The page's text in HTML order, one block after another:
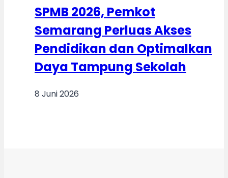
SPMB 2026, Pemkot
Semarang Perluas Akses
Pendidikan dan Optimalkan
Daya Tampung Sekolah
8 Juni 2026